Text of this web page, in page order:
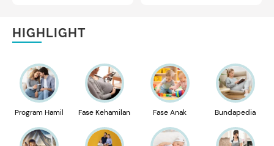
HIGHLIGHT
Program Hamil Fase Kehamilan Fase Anak Bundapedia